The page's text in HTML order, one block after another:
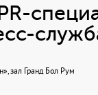
зал Гранд Бол Рум